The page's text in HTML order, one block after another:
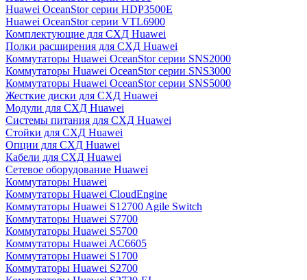
Huawei OceanStor серии HDP3500E
Huawei OceanStor серии VTL6900
Комплектующие для СХД Huawei
Полки расширения для СХД Huawei
Коммутаторы Huawei OceanStor серии SNS2000
Коммутаторы Huawei OceanStor серии SNS3000
Коммутаторы Huawei OceanStor серии SNS5000
Жесткие диски для СХД Huawei
Модули для СХД Huawei
Системы питания для СХД Huawei
Стойки для СХД Huawei
Опции для СХД Huawei
Кабели для СХД Huawei
Сетевое оборудование Huawei
Коммутаторы Huawei
Коммутаторы Huawei CloudEngine
Коммутаторы Huawei S12700 Agile Switch
Коммутаторы Huawei S7700
Коммутаторы Huawei S5700
Коммутаторы Huawei AC6605
Коммутаторы Huawei S1700
Коммутаторы Huawei S2700